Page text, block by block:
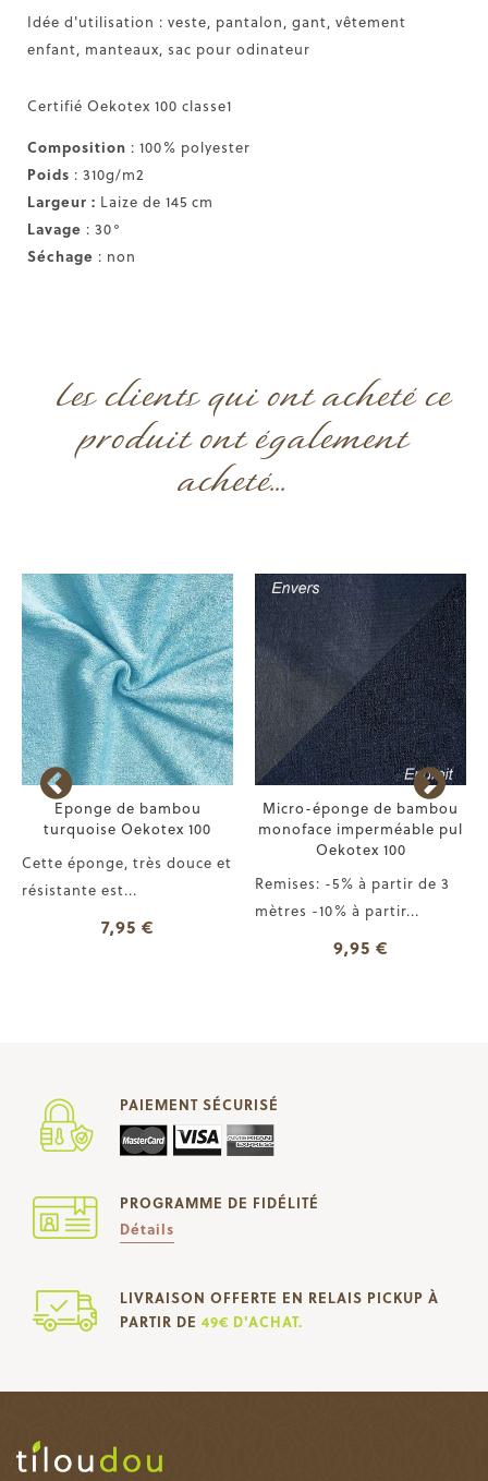
Idée d'utilisation : veste, pantalon, gant, vêtement
enfant, manteaux, sac pour odinateur
Certifié Oekotex 100 classe1
Composition : 100% polyester
Poids : 310g/m2
Largeur : Laize de 145 cm
Lavage : 30°
Séchage : non
Les clients qui ont acheté ce
produit ont également
acheté...
Eponge de bambou
turquoise Oekotex 100
Cette éponge, très douce et
résistante est...
7,95 €
Micro-éponge de bambou
monoface imperméable pul
Oekotex 100
Remises: -5% à partir de 3
mètres -10% à partir...
9,95 €
PAIEMENT SÉCURISÉ
PROGRAMME DE FIDÉLITÉ
Détails
LIVRAISON OFFERTE EN RELAIS PICKUP À
PARTIR DE 49€ D'ACHAT.